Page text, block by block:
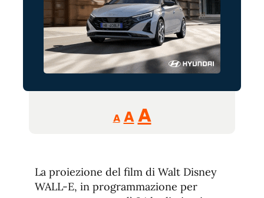
A
Reducir
tamaño
A Restablecer
fuente
AAumentar
de
fuente.
La proiezione del film di Walt Disney
WALL-E, in programmazione per